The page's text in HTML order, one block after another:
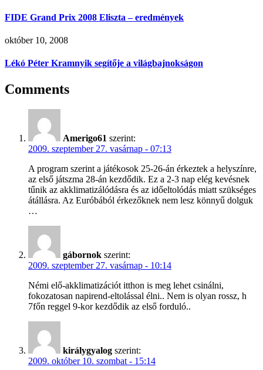
FIDE Grand Prix 2008 Eliszta – eredmények
október 10, 2008
Lékó Péter Kramnyik segítője a világbajnokságon
Comments
Amerigo61 szerint:
2009. szeptember 27. vasárnap - 07:13
A program szerint a játékosok 25-26-án érkeztek a helyszínre,
az első játszma 28-án kezdődik. Ez a 2-3 nap elég kevésnek
tűnik az akklimatizálódásra és az időeltolódás miatt szükséges
átállásra. Az Euróbából érkezőknek nem lesz könnyű dolguk
…
gábornok szerint:
2009. szeptember 27. vasárnap - 10:14
Némi elő-akklimatizációt itthon is meg lehet csinálni,
fokozatosan napirend-eltolással élni.. Nem is olyan rossz, h
7főn reggel 9-kor kezdődik az első forduló..
királygyalog szerint:
2009. október 10. szombat - 15:14